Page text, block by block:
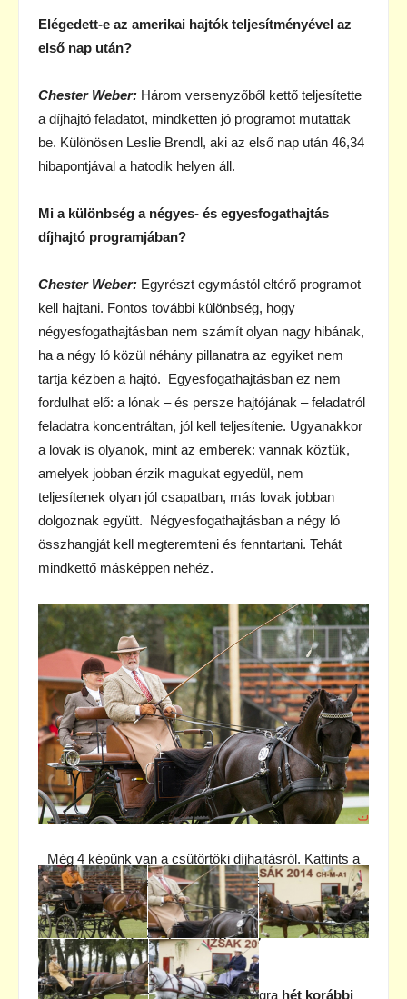
Elégedett-e az amerikai hajtók teljesítményével az
első nap után?
Chester Weber: Három versenyzőből kettő teljesítette
a díjhajtó feladatot, mindketten jó programot mutattak
be. Különösen Leslie Brendl, aki az első nap után 46,34
hibapontjával a hatodik helyen áll.
Mi a különbség a négyes- és egyesfogathajtás
díjhajtó programjában?
Chester Weber: Egyrészt egymástól eltérő programot
kell hajtani. Fontos további különbség, hogy
négyesfogathajtásban nem számít olyan nagy hibának,
ha a négy ló közül néhány pillanatra az egyiket nem
tartja kézben a hajtó. Egyesfogathajtásban ez nem
fordulhat elő: a lónak – és persze hajtójának – feladatról
feladatra koncentráltan, jól kell teljesítenie. Ugyanakkor
a lovak is olyanok, mint az emberek: vannak köztük,
amelyek jobban érzik magukat egyedül, nem
teljesítenek olyan jól csapatban, más lovak jobban
dolgoznak együtt. Négyesfogathajtásban a négy ló
összhangját kell megteremteni és fenntartani. Tehát
mindkettő másképpen nehéz.
Még 4 képünk van a csütörtöki díjhajtásról. Kattints a
képre a galéria megtekintéséhez.
Az egyesfogathajtás legjobbjai mérik
össze tudásukat Izsákon
A VIII. Egyesfogathajtó Világbajnokságra hét korábbi